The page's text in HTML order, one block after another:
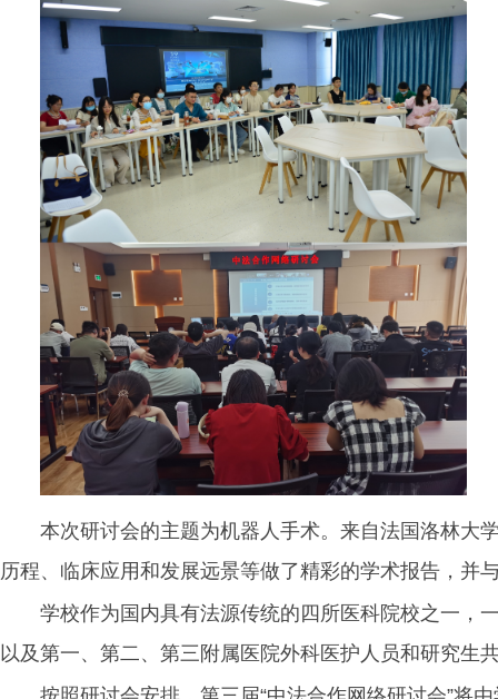
本次研讨会的主题为机器人手术。来自法国洛林大
历程、临床应用和发展远景等做了精彩的学术报告，并
学校作为国内具有法源传统的四所医科院校之一，
以及第一、第二、第三附属医院外科医护人员和研究生